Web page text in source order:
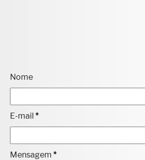
Nome
E-mail *
Mensagem *